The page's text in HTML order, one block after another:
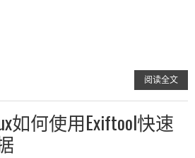
阅读全文
如何使用Exiftool快速